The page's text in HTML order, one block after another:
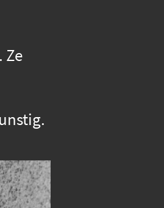
Ze